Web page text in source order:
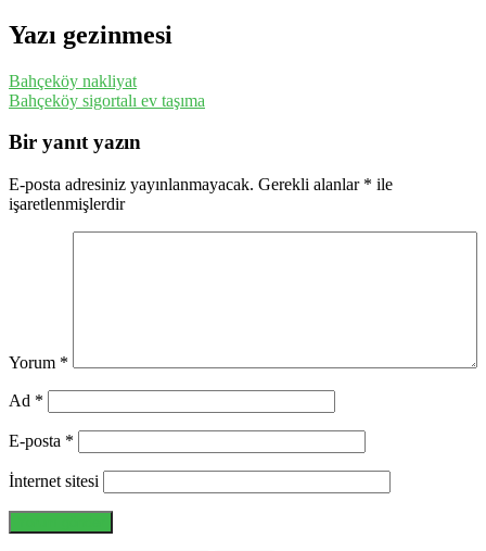
Yazı gezinmesi
Bahçeköy nakliyat
Bahçeköy sigortalı ev taşıma
Bir yanıt yazın
E-posta adresiniz yayınlanmayacak. Gerekli alanlar * ile
işaretlenmişlerdir
Yorum *
Ad *
E-posta *
İnternet sitesi